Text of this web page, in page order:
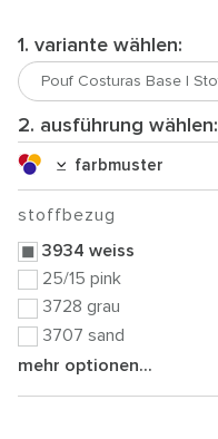
1. variante wählen:
2. ausführung wählen:
farbmuster
stoffbezug
3934 weiss
25/15 pink
3728 grau
3707 sand
mehr optionen...